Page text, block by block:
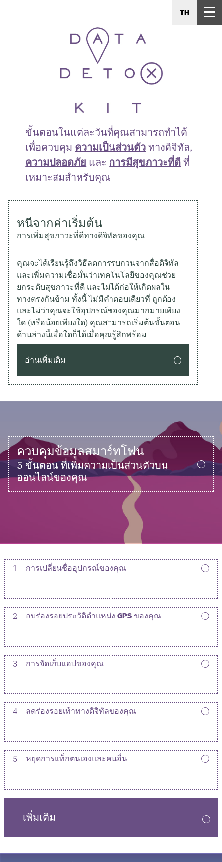
TH
ขั้นตอนในแต่ละวันที่คุณสามารถทำได้
เพื่อควบคุม ความเป็นส่วนตัวทางดิจิทัล,
ความปลอดภัย และ การมีสุขภาวะที่ดีที่
เหมาะสมสำหรับคุณ
หนีจากค่าเริ่มต้น
การเพิ่มสุขภาวะที่ดีทางดิจิทัลของคุณ
คุณจะได้เรียนรู้ถึงวิธีลดการรบกวนจากสื่อดิจิทัล
และเพิ่มความเชื่อมั่นว่าเทคโนโลยีของคุณช่วย
ยกระดับสุขภาวะที่ดี และไม่ได้ก่อให้เกิดผลใน
ทางตรงกันข้าม ทั้งนี้ ไม่มีคำตอบเดียวที่ ถูกต้อง
และไม่ว่าคุณจะใช้อุปกรณ์ของคุณมากมายเพียง
ใด (หรือน้อยเพียงใด) คุณสามารถเริ่มต้นขั้นตอน
ด้านล่างนี้เมื่อใดก็ได้เมื่อคุณรู้สึกพร้อม
อ่านเพิ่มเติม
ควบคุมข้อมูลสมาร์ทโฟน
5 ขั้นตอน ที่เพิ่มความเป็นส่วนตัวบน
ออนไลน์ของคุณ
1 การเปลี่ยนชื่ออุปกรณ์ของคุณ
2 ลบร่องรอยประวัติตำแหน่ง GPS ของคุณ
3 การจัดเก็บแอปของคุณ
4 ลดร่องรอยเท้าทางดิจิทัลของคุณ
5 หยุดการแท็กตนเองและคนอื่น
เพิ่มเติม